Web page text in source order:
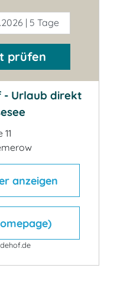
| 5 Tage
prüfen
- Urlaub direkt
anzeigen